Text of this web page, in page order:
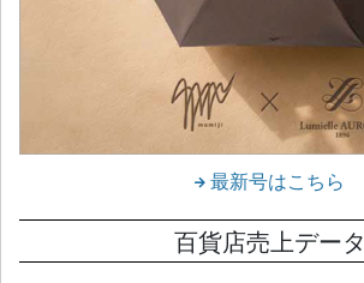
最新号はこちら
百貨店売上データ